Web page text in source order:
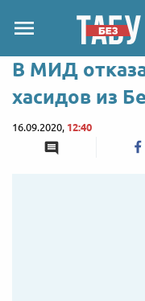
В МИД
хасидов из
16.09.2020, 12:40